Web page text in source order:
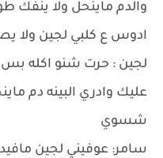
والدم ماينحل ولا ينفك
ادوس ع كلبي لجين ولا
لجين : حرت شنو اكله
عليك وادري البينه دم
شسوي
سامر: عوفيني لجين